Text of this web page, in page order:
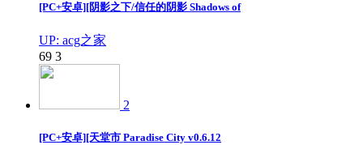
[PC+安卓][阴影之下/信任的阴影 Shadows of
UP: acg之家
69 3
2
[PC+安卓][天堂市 Paradise City v0.6.12